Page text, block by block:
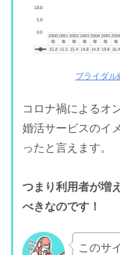
ブライダ
コロナ禍によるオ
婚活サービスのイ
ったと言えます。
つまり利用者が増
べきなのです！
このサ